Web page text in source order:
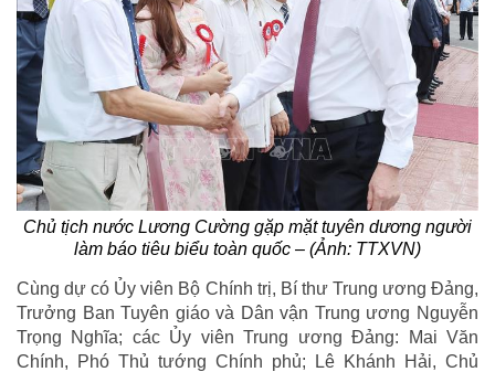
Chủ tịch nước Lương Cường gặp mặt tuyên dương người
làm báo tiêu biểu toàn quốc – (Ảnh: TTXVN)
Cùng dự có Ủy viên Bộ Chính trị, Bí thư Trung ương Đảng,
Trưởng Ban Tuyên giáo và Dân vận Trung ương Nguyễn
Trọng Nghĩa; các Ủy viên Trung ương Đảng: Mai Văn
Chính, Phó Thủ tướng Chính phủ; Lê Khánh Hải, Chủ